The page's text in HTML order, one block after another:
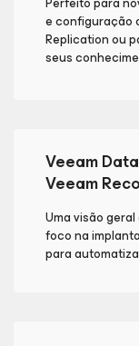
e configuração
Replication ou
seus
Veeam
Veeam
Uma visão
foco na
para